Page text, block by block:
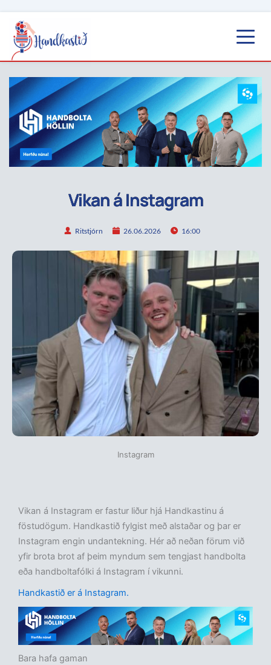
Vikan á Instagram
Ritstjórn 26.06.2026 16:00
Instagram
Vikan á Instagram er fastur liður hjá Handkastinu á
föstudögum. Handkastið fylgist með alstaðar og þar er
Instagram engin undantekning. Hér að neðan förum við
yfir brota brot af þeim myndum sem tengjast handbolta
eða handboltafólki á Instagram í vikunni.
Handkastið er á Instagram.
Bara hafa gaman